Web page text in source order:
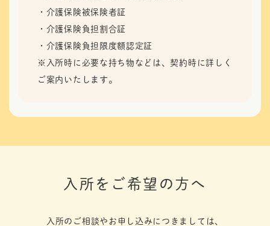
・介護保険被保険者証
・介護保険負担割合証
・介護保険負担限度額認定証
※入所時に必要な持ち物などは、契約時に詳しく
ご案内いたします。
入所をご希望の方へ
入所のご相談やお申し込みにつきましては、